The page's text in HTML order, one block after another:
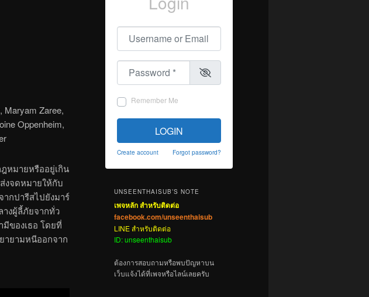
Maryam Zaree,
Oppenheim,
หมายหรืออยู่เกิน
งจดหมายให้กับ
กปารีสไปยังมาร์
งผู้ลี้ภัยจากทั่ว
ของเธอ โดยที่
ายามหนีออกจาก
Username or Email
Password
Remember Me
LOGIN
Create account Forgot password?
UNSEENTHAISUB’S NOTE
เพจหลัก สำหรับติดต่อ
facebook.com/unseenthaisub
LINE สำหรับติดต่อ
ID: unseenthaisub
ต้องการสอบถามหรือพบปัญหาบน
เว็บแจ้งได้ที่เพจหรือไลน์เลยครับ